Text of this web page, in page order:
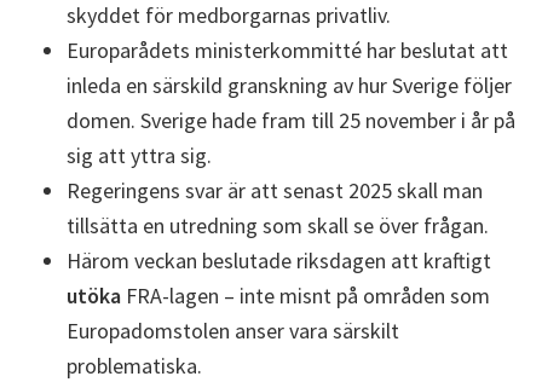
skyddet för medborgarnas privatliv.
Europarådets ministerkommitté har beslutat att
inleda en särskild granskning av hur Sverige följer
domen. Sverige hade fram till 25 november i år på
sig att yttra sig.
Regeringens svar är att senast 2025 skall man
tillsätta en utredning som skall se över frågan.
Härom veckan beslutade riksdagen att kraftigt
utöka FRA-lagen – inte misnt på områden som
Europadomstolen anser vara särskilt
problematiska.